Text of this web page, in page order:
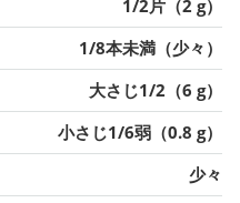
1/2片（2 g）
1/8本未満（少々）
大さじ1/2（6 g）
小さじ1/6弱（0.8 g）
少々